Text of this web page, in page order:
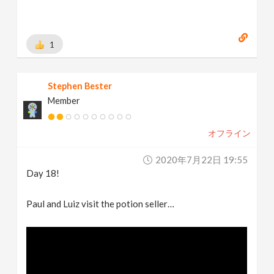
1
Stephen Bester
Member
オフライン
2020年7月22日 19:55
Day 18!
Paul and Luiz visit the potion seller…